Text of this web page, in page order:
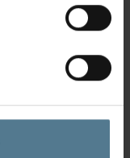
550 kr